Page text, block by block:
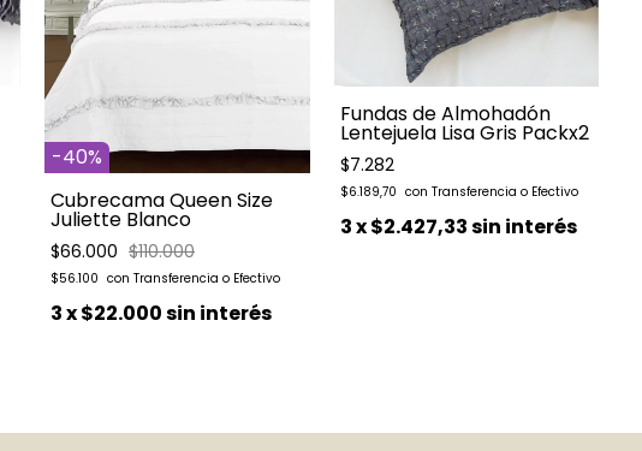
-40%
Cubrecama Queen Size
Juliette Blanco
$66.000 $110.000
$56.100
3x$22.000sin interés
Fundas de Almohadón
Lentejuela Lisa Gris Packx2
$7.282
$6.189,70
3x$2.427,33sin interés